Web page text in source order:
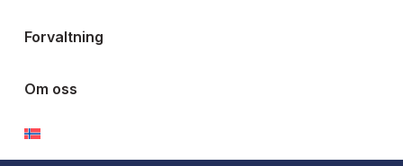
Forvaltning
Om oss